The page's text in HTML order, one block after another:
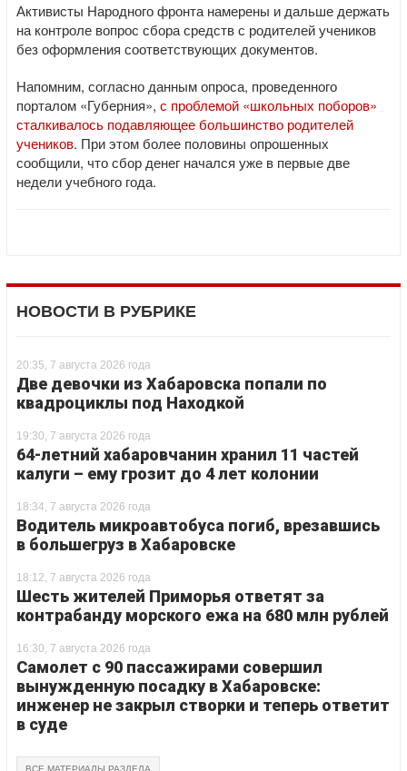
Активисты Народного фронта намерены и дальше держать
на контроле вопрос сбора средств с родителей учеников
без оформления соответствующих документов.
Напомним, согласно данным опроса, проведенного
порталом «Губерния», с проблемой «школьных поборов»
сталкивалось подавляющее большинство родителей
учеников. При этом более половины опрошенных
сообщили, что сбор денег начался уже в первые две
недели учебного года.
НОВОСТИ В РУБРИКЕ
20:35, 7 августа 2026 года
Две девочки из Хабаровска попали по
квадроциклы под Находкой
19:30, 7 августа 2026 года
64-летний хабаровчанин хранил 11 частей
калуги – ему грозит до 4 лет колонии
18:34, 7 августа 2026 года
Водитель микроавтобуса погиб, врезавшись
в большегруз в Хабаровске
18:12, 7 августа 2026 года
Шесть жителей Приморья ответят за
контрабанду морского ежа на 680 млн рублей
16:30, 7 августа 2026 года
Самолет с 90 пассажирами совершил
вынужденную посадку в Хабаровске:
инженер не закрыл створки и теперь ответит
в суде
ВСЕ МАТЕРИАЛЫ РАЗДЕЛА